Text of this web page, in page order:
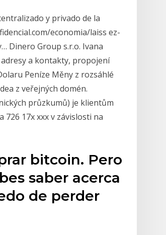
y privado de la
economia/laiss ez-
Dinero Group s.r.o. Ivana
a kontakty, propojení
Peníze Měny z rozsáhlé
z veřejných domén.
průzkumů) je klientům
17x xxx v závislosti na
bitcoin. Pero
saber acerca
de perder